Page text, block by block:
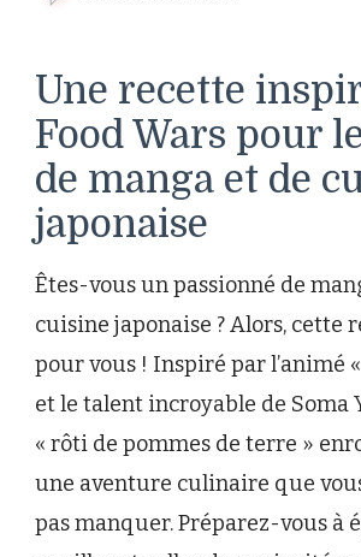
(pommes
terre
enrobé
de
Soma
YUKIHIRA
Une recette
Food Wars pour
de manga et de
japonaise
Êtes-vous un passionné de
cuisine japonaise ? Alors, cette
pour vous ! Inspiré par l’animé «
et le talent incroyable de Soma
« rôti de pommes de terre »
une aventure culinaire que
pas manquer. Préparez-vous à